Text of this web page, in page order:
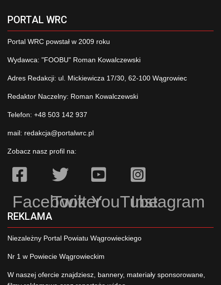
PORTAL WRC
Portal WRC powstał w 2009 roku
Wydawca: "FOOBU" Roman Kowalczewski
Adres Redakcji: ul. Mickiewicza 17/30, 62-100 Wągrowiec
Redaktor Naczelny: Roman Kowalczewski
Telefon: +48 503 142 937
mail: redakcja@portalwrc.pl
Zobacz nasz profil na:
Facebook
TwitterYouTubeInstagram
REKLAMA
Niezależny Portal Powiatu Wągrowieckiego
Nr 1 w Powiecie Wągrowieckim
W naszej ofercie znajdziesz, bannery, materiały sponsorowane,